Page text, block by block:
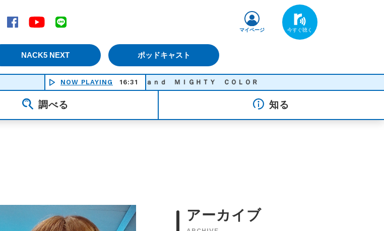
Twitter
Facebook YouTube
NACK5 NEXT ポッドキャスト
マイページ
NOW PLAYING 16:31
ＰＲＩＤＥ - ＨＩＧＨ ａｎｄ ＭＩＧＨＴＹ ＣＯＬＯＲ
調べる 知る
アーカイブ